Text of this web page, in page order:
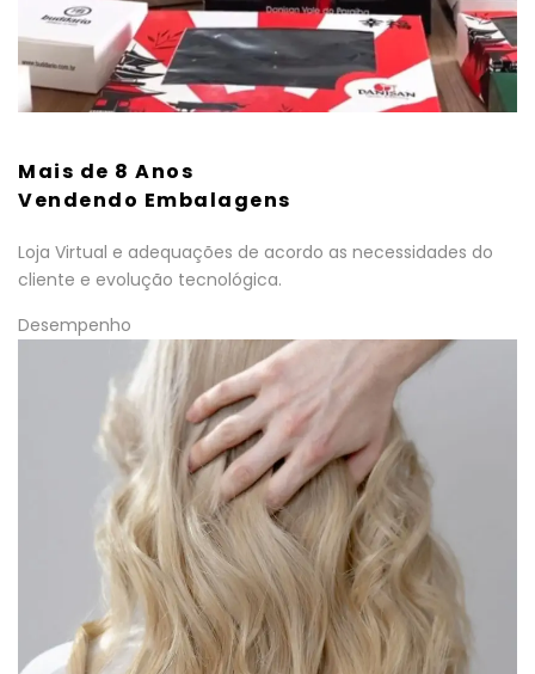
Mais de 8 Anos
Vendendo Embalagens
Loja Virtual e adequações de acordo as necessidades do
cliente e evolução tecnológica.
Desempenho